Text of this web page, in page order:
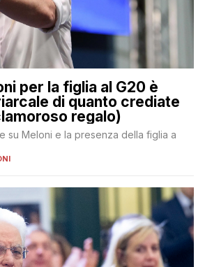
per la figlia al G20 è
di quanto crediate
regalo)
su Meloni e la presenza della figlia a